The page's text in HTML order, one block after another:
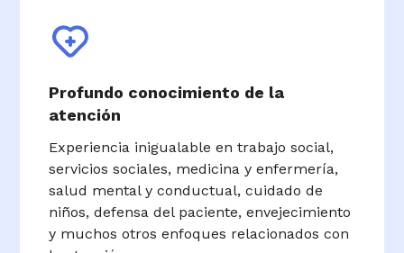
Profundo conocimiento de la
atención
Experiencia inigualable en trabajo social,
servicios sociales, medicina y enfermería,
salud mental y conductual, cuidado de
niños, defensa del paciente, envejecimiento
y muchos otros enfoques relacionados con